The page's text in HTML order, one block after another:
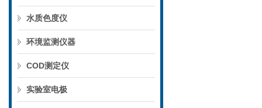
水质色度仪
环境监测仪器
COD测定仪
实验室电极